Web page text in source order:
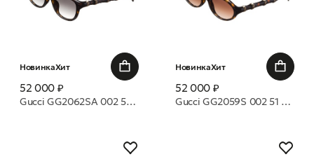
НовинкаХит
52 000 ₽
Gucci GG2062SA 002 54 очки с/з
НовинкаХит
52 000 ₽
Gucci GG2059S 002 51 очки с/з